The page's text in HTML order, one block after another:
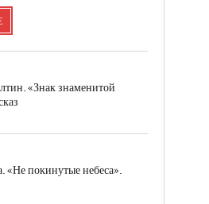
«Знак знаменитой
«Не покинутые небеса».